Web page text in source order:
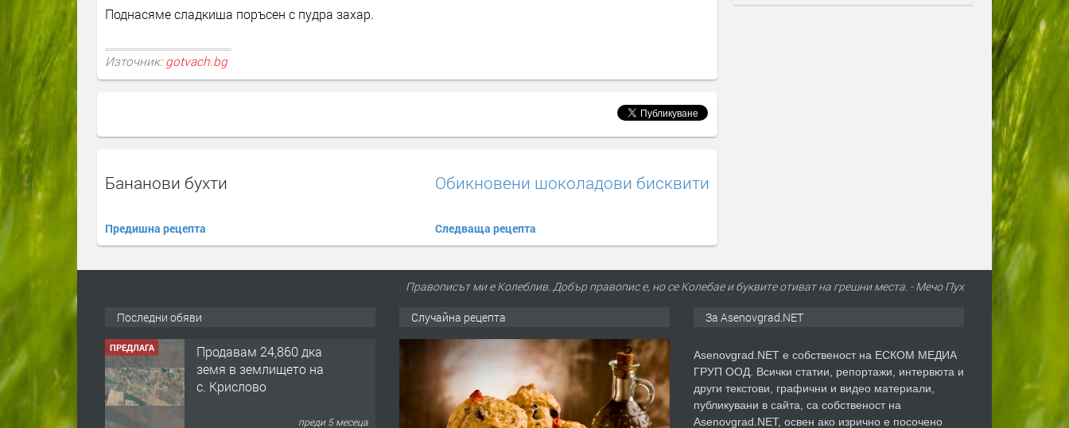
Поднасяме сладкиша поръсен с пудра захар.
Източник: gotvach.bg
Бананови бухти
Предишна рецепта
Обикновени шоколадови бисквити
Следваща рецепта
Правописът ми е Колеблив. Добър правопис е, но се Колебае и буквите отиват на грешни места. - Мечо Пух
Последни обяви
ПРЕДЛАГА
Продавам 24,860 дка
земя в землището на
с. Крислово
преди 5 месеца
Случайна рецепта За Asenovgrad.NET
Asenovgrad.NET е собственост на ЕСКОМ МЕДИА
ГРУП ООД. Всички статии, репортажи, интервюта и
други текстови, графични и видео материали,
публикувани в сайта, са собственост на
Asenovgrad.NET, освен ако изрично е посочено